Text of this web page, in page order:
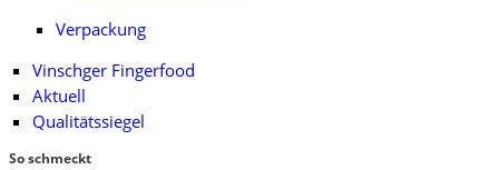
Verpackung
Vinschger Fingerfood
Aktuell
Qualitätssiegel
Soschmeckt